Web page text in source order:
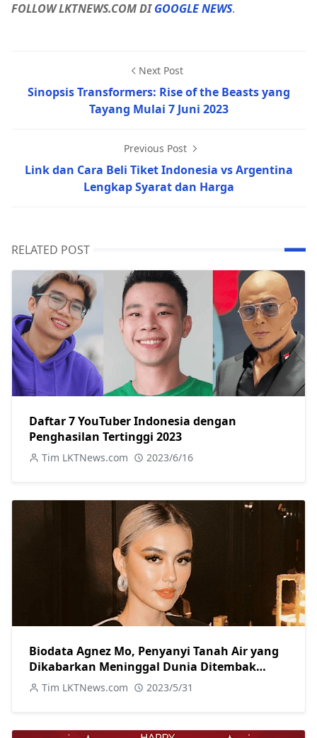
FOLLOW LKTNEWS.COM DIGOOGLE NEWS.
Next Post
Sinopsis Transformers: Rise of the Beasts yang
Tayang Mulai 7 Juni 2023
Previous Post
Link dan Cara Beli Tiket Indonesia vs Argentina
Lengkap Syarat dan Harga
RELATED POST
Daftar 7 YouTuber Indonesia dengan
Penghasilan Tertinggi 2023
Tim LKTNews.com 2023/6/16
Biodata Agnez Mo, Penyanyi Tanah Air yang
Dikabarkan Meninggal Dunia Ditembak
Teman Sendiri
Tim LKTNews.com 2023/5/31